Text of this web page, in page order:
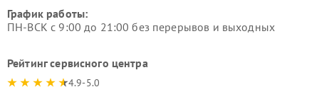
График работы:
ПН-ВСК с 9:00 до 21:00 без перерывов и выходных
Рейтинг сервисного центра
4.9-5.0